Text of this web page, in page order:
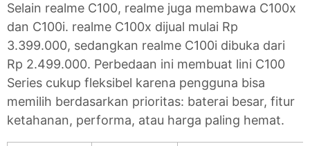
Selain realme C100, realme juga membawa C100x
dan C100i. realme C100x dijual mulai Rp
3.399.000, sedangkan realme C100i dibuka dari
Rp 2.499.000. Perbedaan ini membuat lini C100
Series cukup fleksibel karena pengguna bisa
memilih berdasarkan prioritas: baterai besar, fitur
ketahanan, performa, atau harga paling hemat.